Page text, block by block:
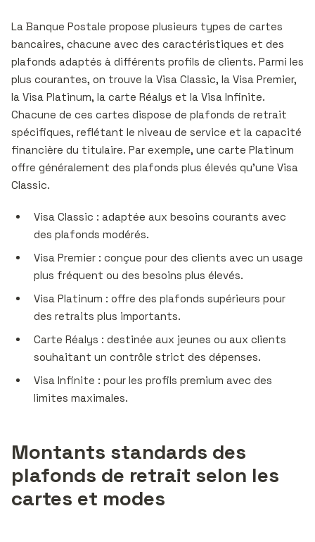
La Banque Postale propose plusieurs types de cartes
bancaires, chacune avec des caractéristiques et des
plafonds adaptés à différents profils de clients. Parmi les
plus courantes, on trouve la Visa Classic, la Visa Premier,
la Visa Platinum, la carte Réalys et la Visa Infinite.
Chacune de ces cartes dispose de plafonds de retrait
spécifiques, reflétant le niveau de service et la capacité
financière du titulaire. Par exemple, une carte Platinum
offre généralement des plafonds plus élevés qu’une Visa
Classic.
Visa Classic : adaptée aux besoins courants avec
des plafonds modérés.
Visa Premier : conçue pour des clients avec un usage
plus fréquent ou des besoins plus élevés.
Visa Platinum : offre des plafonds supérieurs pour
des retraits plus importants.
Carte Réalys : destinée aux jeunes ou aux clients
souhaitant un contrôle strict des dépenses.
Visa Infinite : pour les profils premium avec des
limites maximales.
Montants standards des
plafonds de retrait selon les
cartes et modes